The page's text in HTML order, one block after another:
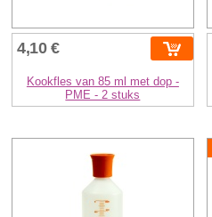
4,10 €
Kookfles van 85 ml met dop -
PME - 2 stuks